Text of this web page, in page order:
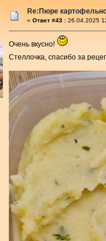
Re:Пюре
« Ответ #43 : 26.04.2025
Очень вкусно!
Стеллочка, спасибо за